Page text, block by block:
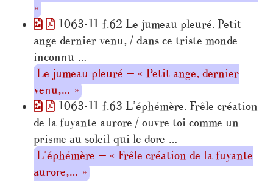
»
1063-11 f.62 Le jumeau pleuré. Petit
ange dernier venu, / dans ce triste monde
inconnu …
Le jumeau pleuré — « Petit ange, dernier
venu,… »
1063-11 f.63 L’éphémère. Frêle création
de la fuyante aurore / ouvre toi comme un
prisme au soleil qui le dore …
L’éphémère — « Frêle création de la fuyante
aurore,… »